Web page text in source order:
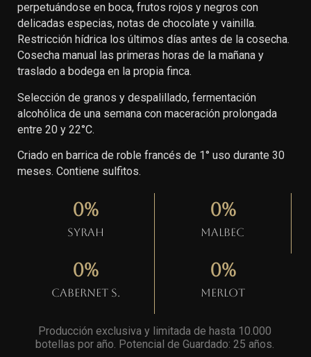
perpetuándose en boca, frutos rojos y negros con
delicadas especias, notas de chocolate y vainilla.
Restricción hídrica los últimos días antes de la cosecha.
Cosecha manual las primeras horas de la mañana y
traslado a bodega en la propia finca.
Selección de granos y despalillado, fermentación
alcohólica de una semana con maceración prolongada
entre 20 y 22°C.
Criado en barrica de roble francés de 1° uso durante 30
meses. Contiene sulfitos.
Syrah
0%
Malbec
0%
Cabernet S.
0%
Merlot
0%
Producción exclusiva y limitada de hasta 10.000
botellas por año. Potencial de Guardado: 25 años